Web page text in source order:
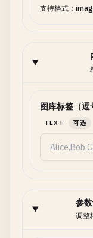
支持格式：
图库标签（逗
TEXT 可选
参
调整